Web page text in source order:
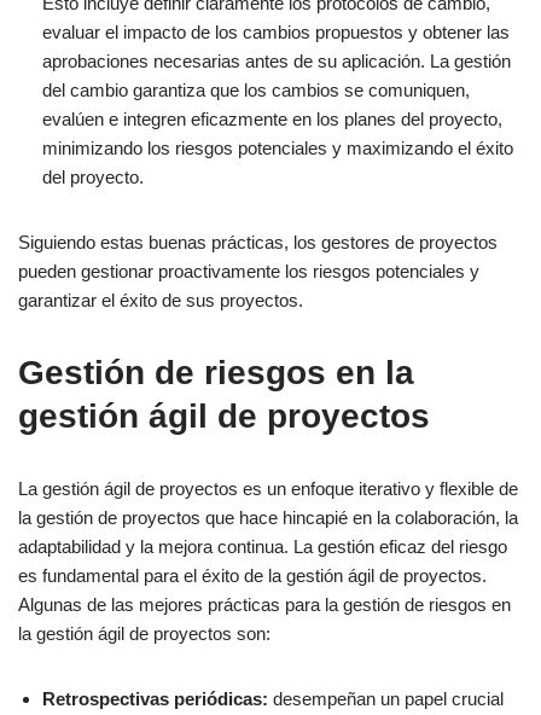
evaluar el impacto de los cambios propuestos y obtener las
aprobaciones necesarias antes de su aplicación. La gestión
del cambio garantiza que los cambios se comuniquen,
evalúen e integren eficazmente en los planes del proyecto,
minimizando los riesgos potenciales y maximizando el éxito
del proyecto.
Siguiendo estas buenas prácticas, los gestores de proyectos
pueden gestionar proactivamente los riesgos potenciales y
garantizar el éxito de sus proyectos.
Gestión de riesgos en la
gestión ágil de proyectos
La gestión ágil de proyectos es un enfoque iterativo y flexible de
la gestión de proyectos que hace hincapié en la colaboración, la
adaptabilidad y la mejora continua. La gestión eficaz del riesgo
es fundamental para el éxito de la gestión ágil de proyectos.
Algunas de las mejores prácticas para la gestión de riesgos en
la gestión ágil de proyectos son:
Retrospectivas periódicas: desempeñan un papel crucial